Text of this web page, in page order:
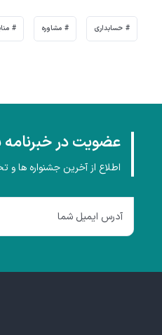
حسابداری مشاوره
عضویت در
اطلاع از آخرین جشنواره ها